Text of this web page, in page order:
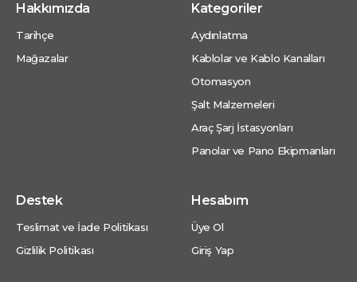
Hakkımızda
Tarihçe
Mağazalar
Kategoriler
Aydınlatma
Kablolar ve Kablo Kanalları
Otomasyon
Şalt Malzemeleri
Araç Şarj İstasyonları
Panolar ve Pano Ekipmanları
Destek
Teslimat ve İade Politikası
Gizlilik Politikası
Hesabım
Üye Ol
Giriş Yap